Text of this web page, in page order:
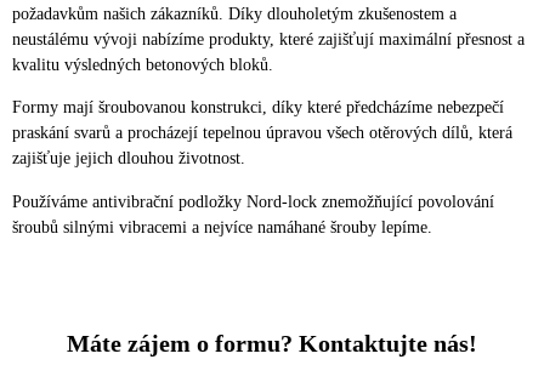
požadavkům našich zákazníků. Díky dlouholetým zkušenostem a
neustálému vývoji nabízíme produkty, které zajišťují maximální přesnost a
kvalitu výsledných betonových bloků.
Formy mají šroubovanou konstrukci, díky které předcházíme nebezpečí
praskání svarů a procházejí tepelnou úpravou všech otěrových dílů, která
zajišťuje jejich dlouhou životnost.
Používáme antivibrační podložky Nord-lock znemožňující povolování
šroubů silnými vibracemi a nejvíce namáhané šrouby lepíme.
Máte zájem o formu? Kontaktujte nás!